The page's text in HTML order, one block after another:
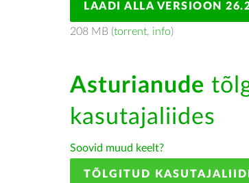
LAADI ALLA VERSIOON
208 MB (torrent, info)
Asturianude
kasutajaliides
Soovid muud keelt?
TÕLGITUD